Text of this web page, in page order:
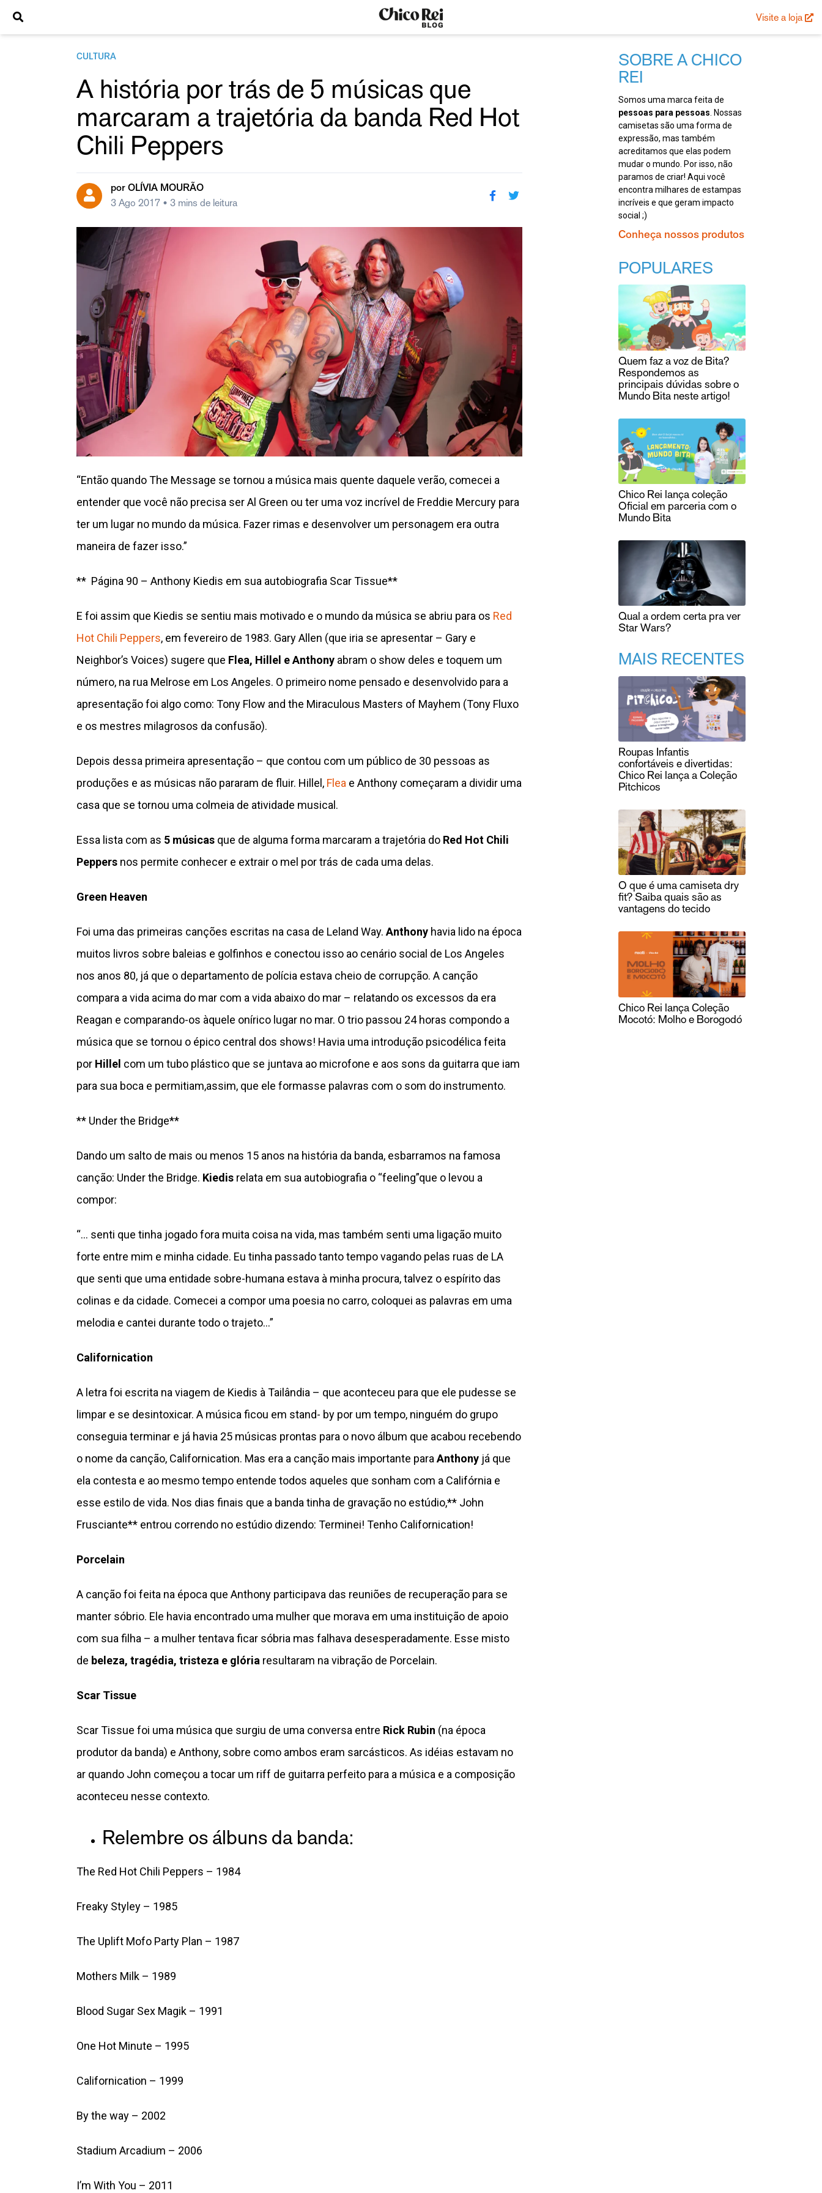
Visite a loja
CULTURA
A história por trás de 5 músicas que
marcaram a trajetória da banda Red Hot
Chili Peppers
porOLÍVIA MOURÃO
3 Ago 2017 • 3 mins de leitura
“Então quando The Message se tornou a música mais quente daquele verão, comecei a
entender que você não precisa ser Al Green ou ter uma voz incrível de Freddie Mercury para
ter um lugar no mundo da música. Fazer rimas e desenvolver um personagem era outra
maneira de fazer isso.”
** Página 90 – Anthony Kiedis em sua autobiografia Scar Tissue**
E foi assim que Kiedis se sentiu mais motivado e o mundo da música se abriu para os Red
Hot Chili Peppers, em fevereiro de 1983. Gary Allen (que iria se apresentar – Gary e
Neighbor’s Voices) sugere que Flea, Hillel e Anthony abram o show deles e toquem um
número, na rua Melrose em Los Angeles. O primeiro nome pensado e desenvolvido para a
apresentação foi algo como: Tony Flow and the Miraculous Masters of Mayhem (Tony Fluxo
e os mestres milagrosos da confusão).
Depois dessa primeira apresentação – que contou com um público de 30 pessoas as
produções e as músicas não pararam de fluir. Hillel, Flea e Anthony começaram a dividir uma
casa que se tornou uma colmeia de atividade musical.
Essa lista com as 5 músicas que de alguma forma marcaram a trajetória do Red Hot Chili
Peppers nos permite conhecer e extrair o mel por trás de cada uma delas.
Green Heaven
Foi uma das primeiras canções escritas na casa de Leland Way.Anthony havia lido na época
muitos livros sobre baleias e golfinhos e conectou isso ao cenário social de Los Angeles
nos anos 80, já que o departamento de polícia estava cheio de corrupção. A canção
compara a vida acima do mar com a vida abaixo do mar – relatando os excessos da era
Reagan e comparando-os àquele onírico lugar no mar. O trio passou 24 horas compondo a
música que se tornou o épico central dos shows! Havia uma introdução psicodélica feita
por Hillel com um tubo plástico que se juntava ao microfone e aos sons da guitarra que iam
para sua boca e permitiam,assim, que ele formasse palavras com o som do instrumento.
** Under the Bridge**
Dando um salto de mais ou menos 15 anos na história da banda, esbarramos na famosa
canção: Under the Bridge. Kiedis relata em sua autobiografia o “feeling”que o levou a
compor:
“… senti que tinha jogado fora muita coisa na vida, mas também senti uma ligação muito
forte entre mim e minha cidade. Eu tinha passado tanto tempo vagando pelas ruas de LA
que senti que uma entidade sobre-humana estava à minha procura, talvez o espírito das
colinas e da cidade. Comecei a compor uma poesia no carro, coloquei as palavras em uma
melodia e cantei durante todo o trajeto…”
Californication
A letra foi escrita na viagem de Kiedis à Tailândia – que aconteceu para que ele pudesse se
limpar e se desintoxicar. A música ficou em stand- by por um tempo, ninguém do grupo
conseguia terminar e já havia 25 músicas prontas para o novo álbum que acabou recebendo
o nome da canção, Californication. Mas era a canção mais importante paraAnthony já que
ela contesta e ao mesmo tempo entende todos aqueles que sonham com a Califórnia e
esse estilo de vida. Nos dias finais que a banda tinha de gravação no estúdio,** John
Frusciante** entrou correndo no estúdio dizendo: Terminei! Tenho Californication!
Porcelain
A canção foi feita na época que Anthony participava das reuniões de recuperação para se
manter sóbrio. Ele havia encontrado uma mulher que morava em uma instituição de apoio
com sua filha – a mulher tentava ficar sóbria mas falhava desesperadamente. Esse misto
de beleza, tragédia, tristeza e glória resultaram na vibração de Porcelain.
Scar Tissue
Scar Tissue foi uma música que surgiu de uma conversa entre Rick Rubin (na época
produtor da banda) e Anthony, sobre como ambos eram sarcásticos. As idéias estavam no
ar quando John começou a tocar um riff de guitarra perfeito para a música e a composição
aconteceu nesse contexto.
Relembre os álbuns da banda:
The Red Hot Chili Peppers – 1984
Freaky Styley – 1985
The Uplift Mofo Party Plan – 1987
Mothers Milk – 1989
Blood Sugar Sex Magik – 1991
One Hot Minute – 1995
Californication – 1999
By the way – 2002
Stadium Arcadium – 2006
I’m With You – 2011
SOBRE A CHICO
REI
Somos uma marca feita de
pessoas para pessoas . Nossas
camisetas são uma forma de
expressão, mas também
acreditamos que elas podem
mudar o mundo. Por isso, não
paramos de criar! Aqui você
encontra milhares de estampas
incríveis e que geram impacto
social ;)
Conheça nossos produtos
POPULARES
Quem faz a voz de Bita?
Respondemos as
principais dúvidas sobre o
Mundo Bita neste artigo!
Chico Rei lança coleção
Oficial em parceria com o
Mundo Bita
Qual a ordem certa pra ver
Star Wars?
MAIS RECENTES
Roupas Infantis
confortáveis e divertidas:
Chico Rei lança a Coleção
Pitchicos
O que é uma camiseta dry
fit? Saiba quais são as
vantagens do tecido
Chico Rei lança Coleção
Mocotó: Molho e Borogodó